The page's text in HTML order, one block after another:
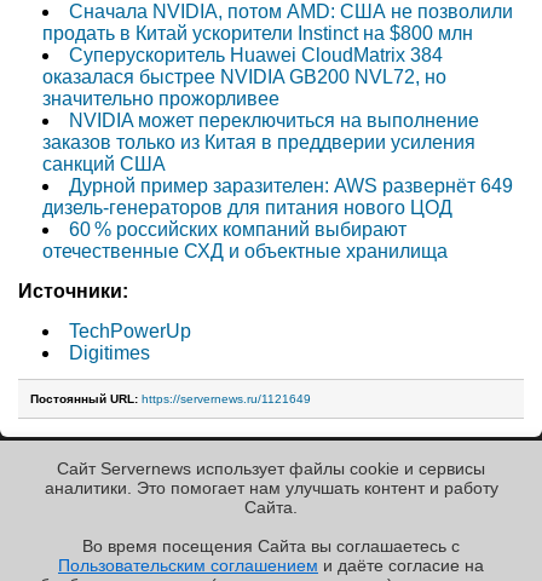
Сначала NVIDIA, потом AMD: США не позволили
продать в Китай ускорители Instinct на $800 млн
Суперускоритель Huawei CloudMatrix 384
оказалася быстрее NVIDIA GB200 NVL72, но
значительно прожорливее
NVIDIA может переключиться на выполнение
заказов только из Китая в преддверии усиления
санкций США
Дурной пример заразителен: AWS развернёт 649
дизель-генераторов для питания нового ЦОД
60 % российских компаний выбирают
отечественные СХД и объектные хранилища
Источники:
TechPowerUp
Digitimes
Постоянный URL: https://servernews.ru/1121649
« Назад к ленте
Сайт Servernews использует файлы cookie и сервисы
аналитики. Это помогает нам улучшать контент и работу
Cайта.
Во время посещения Cайта вы соглашаетесь с
Пользовательским соглашением и даёте согласие на